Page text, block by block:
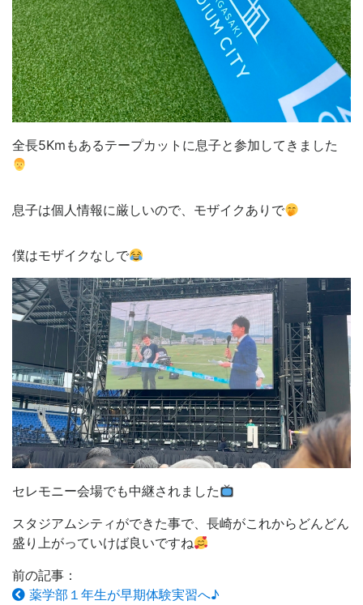
全長5Kmもあるテープカットに息子と参加してきました
息子は個人情報に厳しいので、モザイクありで
僕はモザイクなしで
セレモニー会場でも中継されました
スタジアムシティができた事で、長崎がこれからどんどん
盛り上がっていけば良いですね
前の記事：
薬学部１年生が早期体験実習へ♪